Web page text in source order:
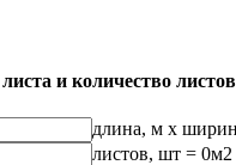
и количество листов
длина, м x
листов, шт = 0м2